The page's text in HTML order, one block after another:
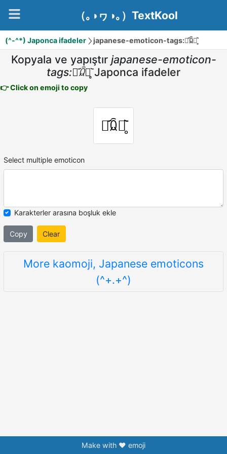
（｡◑ヮ◑｡）TextKool
(^-^*) Japonca ifadeler japanese-emoticon-tags:ꇵ᷄ꆯꇵ̥᷅
Kopyala ve yapıştır japanese-emoticon-
tags:ꇵ᷄ꆯꇵ̥᷅ Japonca ifadeler
👉 Click on emoji to copy
ꇵ᷄ꆯꇵ̥᷅
Select multiple emoticon
Karakterler arasına boşluk ekle
Copy Clear
More kaomoji, Japanese emoticons
(^+.+^)
Make with ❤️ emoji